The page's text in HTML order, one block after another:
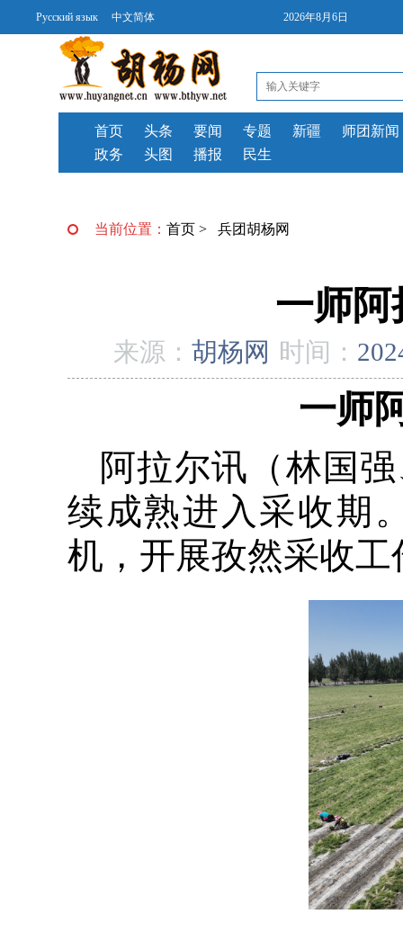
Русский язык 中文简体 2026年8月6日
首页 头条
要闻
政务
头图 播报
专题 新疆
师团新闻
民生
当前位置： 首页 > 兵团胡杨网
一师阿
来源： 胡杨网 时间：
一师
阿拉尔讯（林国
续成熟进入采收期
机，开展孜然采收